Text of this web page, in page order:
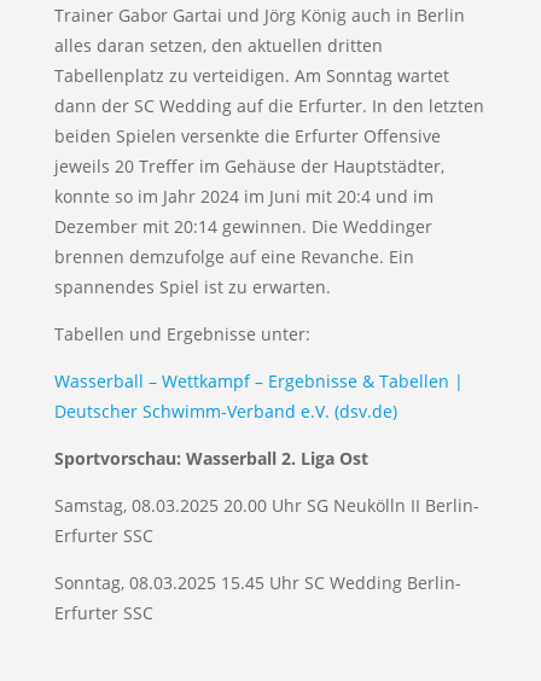
Trainer Gabor Gartai und Jörg König auch in Berlin
alles daran setzen, den aktuellen dritten
Tabellenplatz zu verteidigen. Am Sonntag wartet
dann der SC Wedding auf die Erfurter. In den letzten
beiden Spielen versenkte die Erfurter Offensive
jeweils 20 Treffer im Gehäuse der Hauptstädter,
konnte so im Jahr 2024 im Juni mit 20:4 und im
Dezember mit 20:14 gewinnen. Die Weddinger
brennen demzufolge auf eine Revanche. Ein
spannendes Spiel ist zu erwarten.
Tabellen und Ergebnisse unter:
Wasserball – Wettkampf – Ergebnisse & Tabellen |
Deutscher Schwimm-Verband e.V. (dsv.de)
Sportvorschau: Wasserball 2. Liga Ost
Samstag, 08.03.2025 20.00 Uhr SG Neukölln II Berlin-
Erfurter SSC
Sonntag, 08.03.2025 15.45 Uhr SC Wedding Berlin-
Erfurter SSC